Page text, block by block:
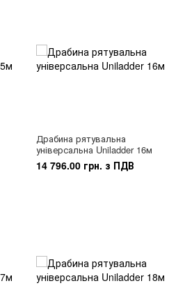
Драбина рятувальна
універсальна Uniladder 16м
14 796.00 грн. з ПДВ